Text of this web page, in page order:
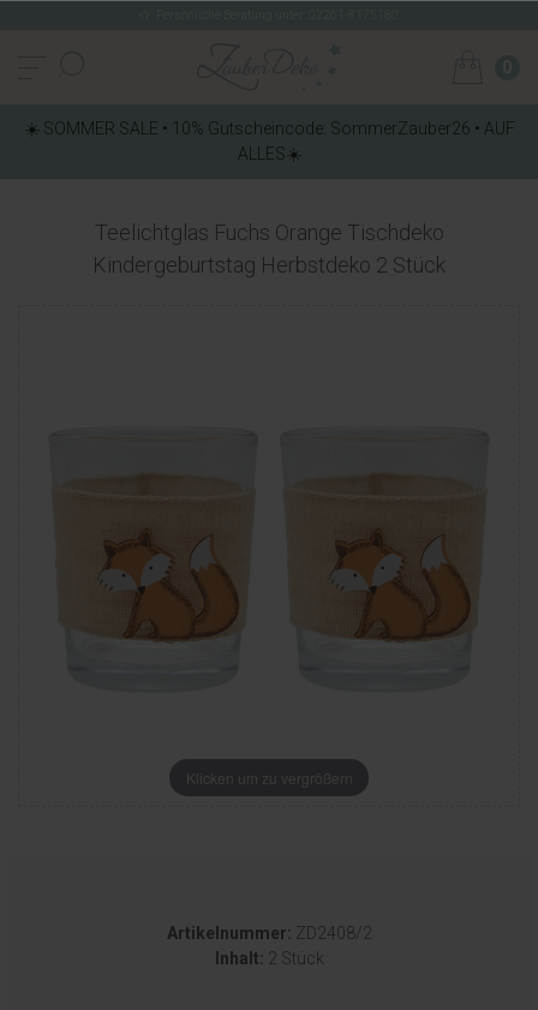
☀️ SOMMER SALE • 10% Gutscheincode: SommerZauber26 • AUF
ALLES☀️
Teelichtglas Fuchs Orange Tischdeko
Kindergeburtstag Herbstdeko 2 Stück
Klicken um zu vergrößern
Artikelnummer: ZD2408/2
Inhalt: 2 Stück